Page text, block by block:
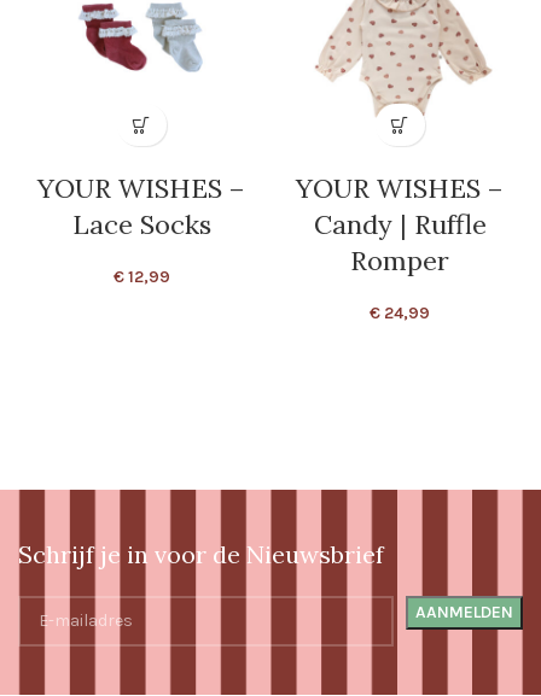
YOUR WISHES –
Lace Socks
€12,99
YOUR WISHES –
Candy | Ruffle
Romper
€ 24,99
Schrijf je in voor de Nieuwsbrief